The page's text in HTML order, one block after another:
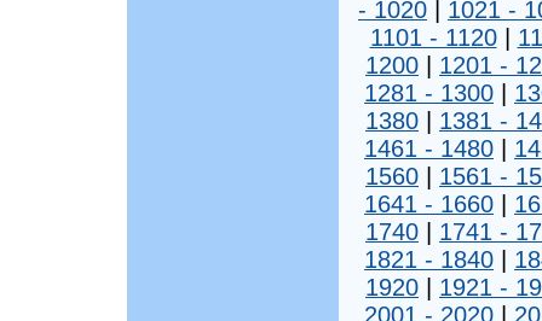
- 1020
1021 -
1101 - 1120|
1200
1201 -
1281 - 1300
1380
1381 -
1461 - 1480
1560
1561 -
1641 - 1660
1740
1741 -
1821 - 1840
1920
1921 -
2001 - 2020